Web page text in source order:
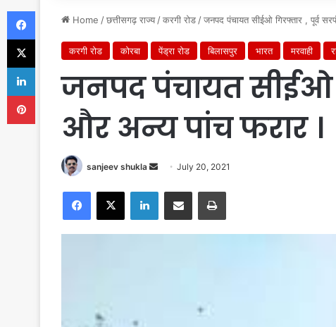
Home /छत्तीसगढ़ राज्य /करगी रोड /जनपद पंचायत सीईओ गिरफ्तार , पूर्व
करगी रोड कोरबा पेंड्रा रोड बिलासपुर भारत मरवाही
जनपद पंचायत सीईओ
और अन्य पांच फरार ।
sanjeev shukla
Send
email
July 20, 2021
Facebook
X LinkedInShare via Email Print
Facebook
X
LinkedIn
Pinterest